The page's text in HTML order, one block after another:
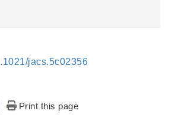
jacs.5c02356
Print this page